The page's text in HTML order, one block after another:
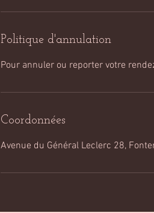
Politique d'annulation
Pour annuler ou reporter votre
Coordonnées
Avenue du Général Leclerc 28,